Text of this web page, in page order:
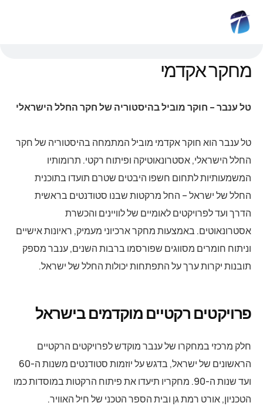
מחקר אקדמי
טל ענבר – חוקר מוביל בהיסטוריה של חקר החלל הישראלי
טל ענבר הוא חוקר אקדמי מוביל המתמחה בהיסטוריה של חקר
החלל הישראלי, אסטרונאוטיקה ופיתוח רקטי. תרומותיו
המשמעותיות לתחום חשפו היבטים שטרם תועדו בתוכנית
החלל של ישראל – החל מרקטות שבנו סטודנטים בראשית
הדרך ועד לפרויקטים לאומיים של לוויינים והכשרת
אסטרונאוטים. באמצעות מחקר ארכיוני מעמיק, ראיונות אישיים
וניתוח חומרים מסווגים שפורסמו ברבות השנים, ענבר מספק
תובנות יקרות ערך על התפתחות יכולות החלל של ישראל.
פרויקטים רקטיים מוקדמים בישראל
חלק מרכזי במחקרו של ענבר מוקדש לפרויקטים הרקטיים
הראשונים של ישראל, בדגש על יוזמות סטודנטים משנות ה-60
ועד שנות ה-90. מחקריו תיעדו את פיתוח הרקטות במוסדות כמו
הטכניון, אורט רמת גן ובית הספר הטכני של חיל האוויר.